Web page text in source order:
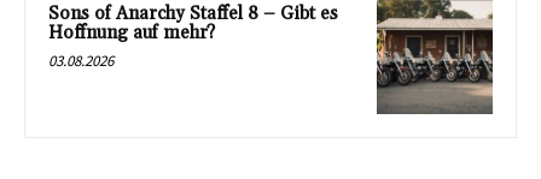
Sons of Anarchy Staffel 8 – Gibt es
Hoffnung auf mehr?
03.08.2026